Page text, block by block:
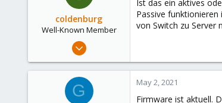
coldenburg
Well-Known Member
Dec 15, 2020
15
Ist das ein aktives
Passive funktionieren
von Switch zu Server
G May 2, 2021
Firmware ist aktuell.